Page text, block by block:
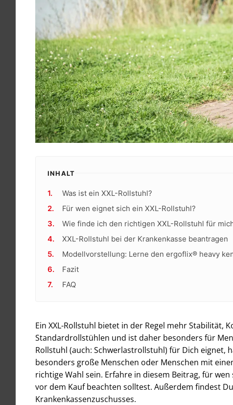
INHALT
Was ist ein XXL-Rollstuhl?
Für wen eignet sich ein XXL-Rollstuhl?
Wie finde ich den richtigen XXL-Rollstuhl für
XXL-Rollstuhl bei der Krankenkasse beantragen
Modellvorstellung: Lerne den ergoflix® heavy
Fazit
FAQ
Ein XXL-Rollstuhl bietet in der Regel mehr
Standardrollstühlen und ist daher besonders für
Rollstuhl (auch: Schwerlastrollstuhl) für Dich
besonders große Menschen oder Menschen mit
richtige Wahl sein. Erfahre in diesem Beitrag, für
vor dem Kauf beachten solltest. Außerdem findest
Krankenkassenzuschusses.